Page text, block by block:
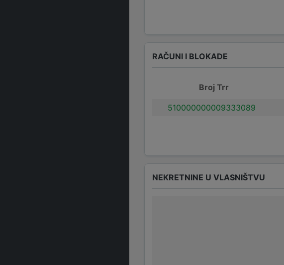
RAČUNI I BLOKADE
Broj Trr
510000000009333089
NEKRETNINE U VLASNIŠTVU